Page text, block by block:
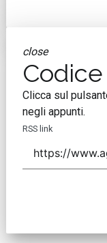
close
Codice
Clicca sul
negli appunti.
RSS link